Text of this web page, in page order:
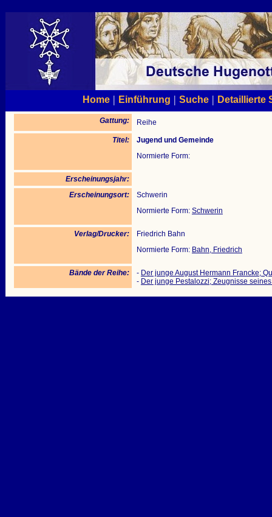
Home| Einführung | Suche| Detaillierte
Gattung: Reihe
Titel:
Jugend und Gemeinde
Normierte Form:
Erscheinungsjahr:
Erscheinungsort:
Schwerin
Normierte Form: Schwerin
Verlag/Drucker:
Friedrich Bahn
Normierte Form: Bahn, Friedrich
Bände der Reihe: - Der junge August Hermann Francke;
- Der junge Pestalozzi; Zeugnisse